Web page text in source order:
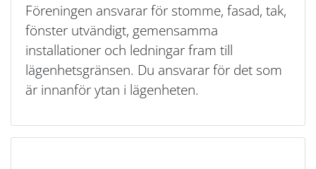
Föreningen ansvarar för stomme, fasad, tak,
fönster utvändigt, gemensamma
installationer och ledningar fram till
lägenhetsgränsen. Du ansvarar för det som
är innanför ytan i lägenheten.